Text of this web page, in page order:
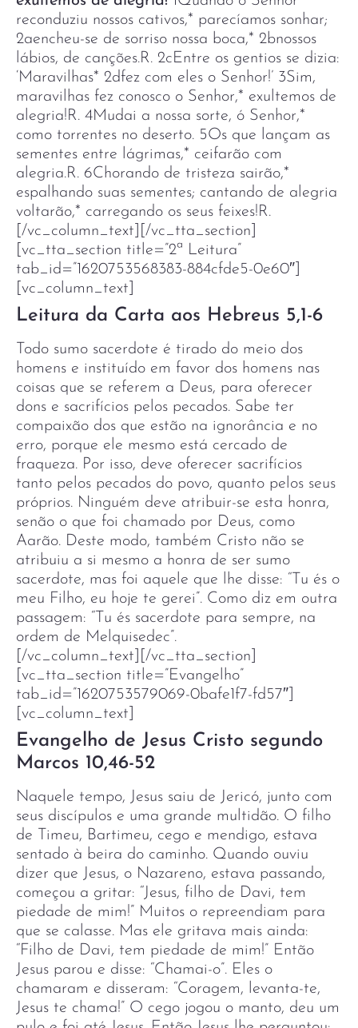
reconduziu nossos cativos,* parecíamos sonhar;
2aencheu-se de sorriso nossa boca,* 2bnossos
lábios, de canções.R. 2cEntre os gentios se dizia:
‘Maravilhas* 2dfez com eles o Senhor!’ 3Sim,
maravilhas fez conosco o Senhor,* exultemos de
alegria!R. 4Mudai a nossa sorte, ó Senhor,*
como torrentes no deserto. 5Os que lançam as
sementes entre lágrimas,* ceifarão com
alegria.R. 6Chorando de tristeza sairão,*
espalhando suas sementes; cantando de alegria
voltarão,* carregando os seus feixes!R.
[/vc_column_text][/vc_tta_section]
[vc_tta_section title=”2ª Leitura”
tab_id=”1620753568383-884cfde5-0e60″]
[vc_column_text]
Leitura da Carta aos Hebreus 5,1-6
Todo sumo sacerdote é tirado do meio dos
homens e instituído em favor dos homens nas
coisas que se referem a Deus, para oferecer
dons e sacrifícios pelos pecados. Sabe ter
compaixão dos que estão na ignorância e no
erro, porque ele mesmo está cercado de
fraqueza. Por isso, deve oferecer sacrifícios
tanto pelos pecados do povo, quanto pelos seus
próprios. Ninguém deve atribuir-se esta honra,
senão o que foi chamado por Deus, como
Aarão. Deste modo, também Cristo não se
atribuiu a si mesmo a honra de ser sumo
sacerdote, mas foi aquele que lhe disse: “Tu és o
meu Filho, eu hoje te gerei”. Como diz em outra
passagem: “Tu és sacerdote para sempre, na
ordem de Melquisedec”.
[/vc_column_text][/vc_tta_section]
[vc_tta_section title=”Evangelho”
tab_id=”1620753579069-0bafe1f7-fd57″]
[vc_column_text]
Evangelho de Jesus Cristo segundo
Marcos 10,46-52
Naquele tempo, Jesus saiu de Jericó, junto com
seus discípulos e uma grande multidão. O filho
de Timeu, Bartimeu, cego e mendigo, estava
sentado à beira do caminho. Quando ouviu
dizer que Jesus, o Nazareno, estava passando,
começou a gritar: “Jesus, filho de Davi, tem
piedade de mim!” Muitos o repreendiam para
que se calasse. Mas ele gritava mais ainda:
“Filho de Davi, tem piedade de mim!” Então
Jesus parou e disse: “Chamai-o”. Eles o
chamaram e disseram: “Coragem, levanta-te,
Jesus te chama!” O cego jogou o manto, deu um